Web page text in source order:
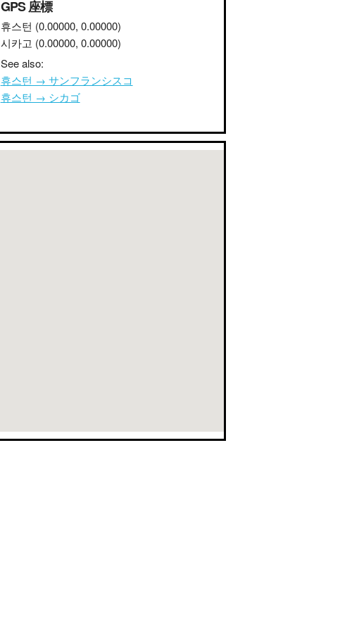
GPS 座標
휴스턴 (0.00000, 0.00000)
시카고 (0.00000, 0.00000)
See also:
휴스턴 → サンフランシスコ
휴스턴 → シカゴ